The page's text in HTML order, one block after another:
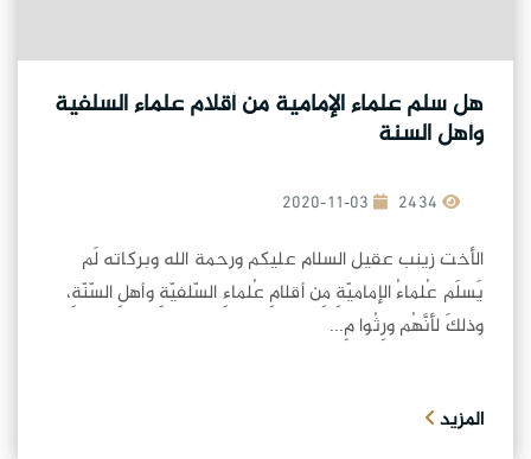
هل سلم علماء الإمامية من أقلام علماء السلفية
وأهل السنة
2020-11-03
الأخت زينب عقيل السلام عليكم ورحمة الله وبركاته لَم
يَسلَم عُلماءُ الإماميّةِ مِن أقلامِ عُلماءِ السّلفيّةِ وأهلِ السّنّةِ،
وذلكَ لأنَّهُم ورِثُوا مِ...
المزيد